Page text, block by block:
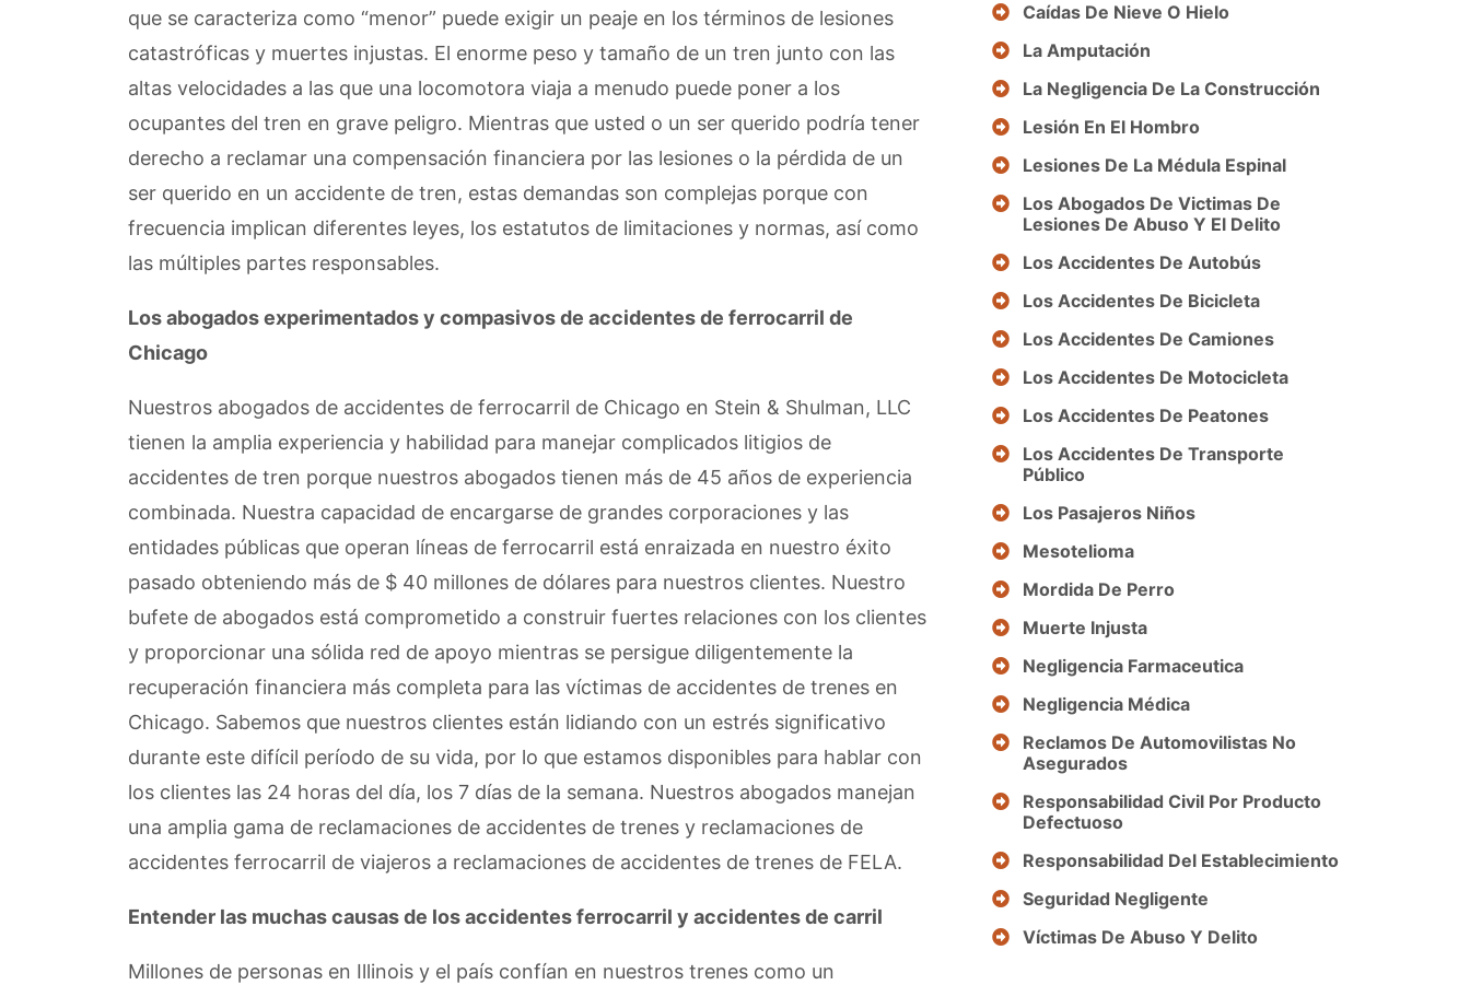
que se caracteriza como “menor” puede exigir un peaje en los términos de lesiones
catastróficas y muertes injustas. El enorme peso y tamaño de un tren junto con las
altas velocidades a las que una locomotora viaja a menudo puede poner a los
ocupantes del tren en grave peligro. Mientras que usted o un ser querido podría tener
derecho a reclamar una compensación financiera por las lesiones o la pérdida de un
ser querido en un accidente de tren, estas demandas son complejas porque con
frecuencia implican diferentes leyes, los estatutos de limitaciones y normas, así como
las múltiples partes responsables.
Los abogados experimentados y compasivos de accidentes de ferrocarril de
Chicago
Nuestros abogados de accidentes de ferrocarril de Chicago en Stein & Shulman, LLC
tienen la amplia experiencia y habilidad para manejar complicados litigios de
accidentes de tren porque nuestros abogados tienen más de 45 años de experiencia
combinada. Nuestra capacidad de encargarse de grandes corporaciones y las
entidades públicas que operan líneas de ferrocarril está enraizada en nuestro éxito
pasado obteniendo más de $ 40 millones de dólares para nuestros clientes. Nuestro
bufete de abogados está comprometido a construir fuertes relaciones con los clientes
y proporcionar una sólida red de apoyo mientras se persigue diligentemente la
recuperación financiera más completa para las víctimas de accidentes de trenes en
Chicago. Sabemos que nuestros clientes están lidiando con un estrés significativo
durante este difícil período de su vida, por lo que estamos disponibles para hablar con
los clientes las 24 horas del día, los 7 días de la semana. Nuestros abogados manejan
una amplia gama de reclamaciones de accidentes de trenes y reclamaciones de
accidentes ferrocarril de viajeros a reclamaciones de accidentes de trenes de FELA.
Entender las muchas causas de los accidentes ferrocarril y accidentes de carril
Millones de personas en Illinois y el país confían en nuestros trenes como un
Caídas De Nieve O Hielo
La Amputación
La Negligencia De La Construcción
Lesión En El Hombro
Lesiones De La Médula Espinal
Los Abogados De Victimas De
Lesiones De Abuso Y El Delito
Los Accidentes De Autobús
Los Accidentes De Bicicleta
Los Accidentes De Camiones
Los Accidentes De Motocicleta
Los Accidentes De Peatones
Los Accidentes De Transporte
Público
Los Pasajeros Niños
Mesotelioma
Mordida De Perro
Muerte Injusta
Negligencia Farmaceutica
Negligencia Médica
Reclamos De Automovilistas No
Asegurados
Responsabilidad Civil Por Producto
Defectuoso
Responsabilidad Del Establecimiento
Seguridad Negligente
Víctimas De Abuso Y Delito